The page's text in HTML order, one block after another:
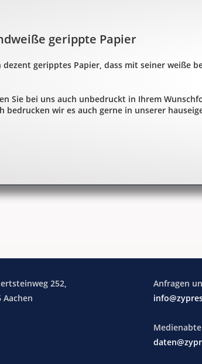
gerippte Papier
geripptes Papier, dass mit seiner weiße
Sie bei uns auch unbedruckt in Ihrem
bedrucken wir es auch gerne in unserer
252,
Aachen
Anfragen